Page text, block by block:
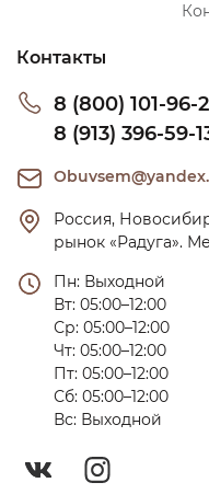
Контакты
8 (800) 101-96-
8 (913) 396-59-
Россия,
рынок «Радуга».
Пн: Выходной
Вт: 05:00–12:00
Ср: 05:00–12:00
Чт: 05:00–12:00
Пт: 05:00–12:00
Сб: 05:00–12:00
Вс: Выходной